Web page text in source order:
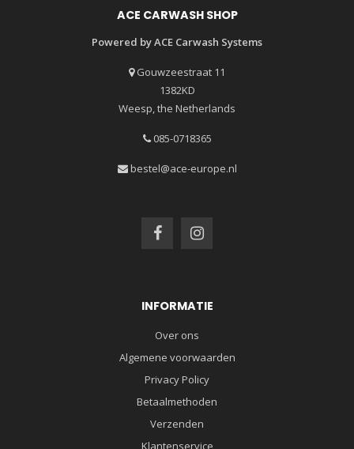
ACE CARWASH SHOP
Powered by ACE Carwash Systems
Gouwzeestraat 11
1382KD
Weesp, the Netherlands
085-0718365
bestel@ace-europe.nl
INFORMATIE
Over ons
Algemene voorwaarden
Privacy Policy
Betaalmethoden
Verzenden
Klantenservice